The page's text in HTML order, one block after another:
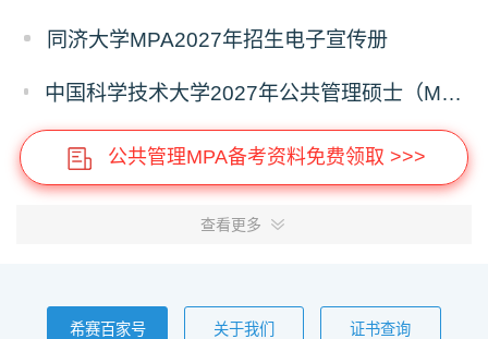
同济大学MPA2027年招生电子宣传册
中国科学技术大学2027年公共管理硕士（MPA）专业学位研究生招生通知
公共管理MPA备考资料免费领取 >>>
查看更多
希赛百家号 关于我们 证书查询